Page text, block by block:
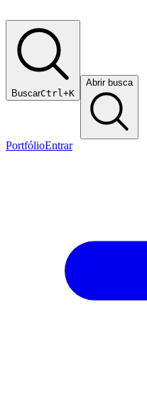
BuscarCtrl+K
Abrir busca
PortfólioEntrar